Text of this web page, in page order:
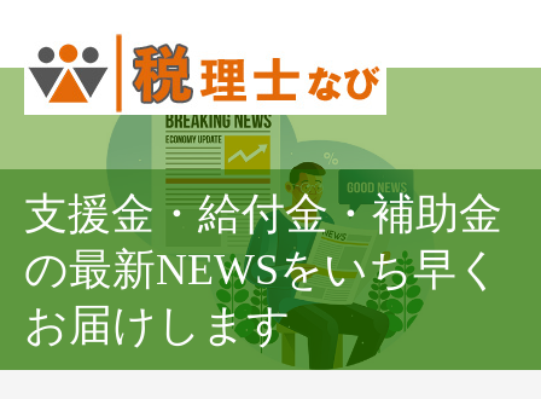
支援金・給付金・補助金
の最新NEWSをいち早く
お届けします